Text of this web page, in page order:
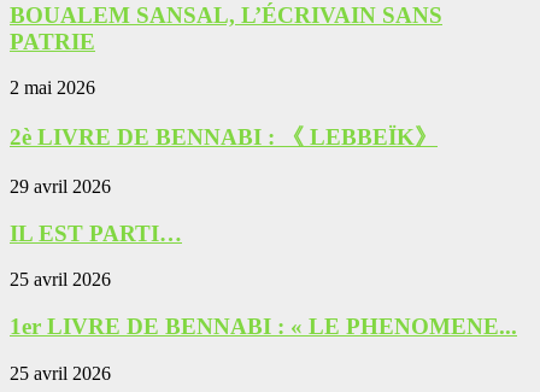
BOUALEM SANSAL, L’ÉCRIVAIN SANS
PATRIE
2 mai 2026
2è LIVRE DE BENNABI : 《 LEBBEÏK》
29 avril 2026
IL EST PARTI…
25 avril 2026
1er LIVRE DE BENNABI : « LE PHENOMENE...
25 avril 2026